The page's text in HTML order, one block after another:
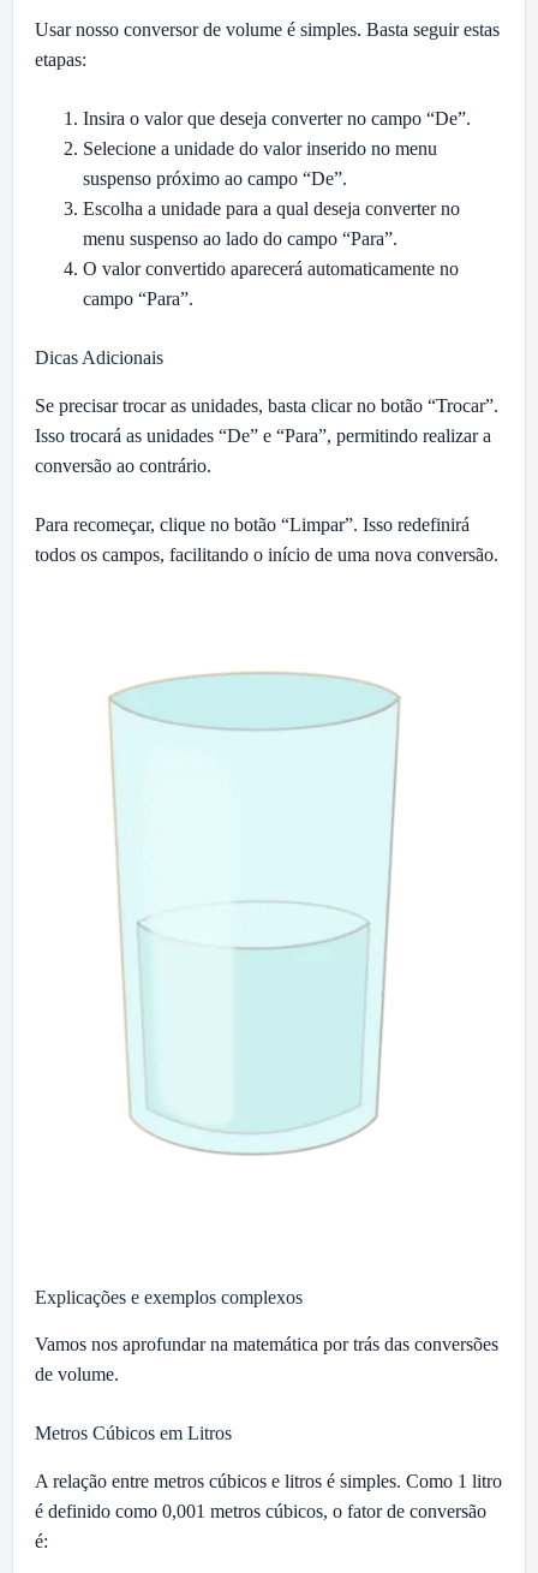
Usar nosso conversor de volume é simples. Basta seguir estas
etapas:
Insira o valor que deseja converter no campo “De”.
Selecione a unidade do valor inserido no menu
suspenso próximo ao campo “De”.
Escolha a unidade para a qual deseja converter no
menu suspenso ao lado do campo “Para”.
O valor convertido aparecerá automaticamente no
campo “Para”.
Dicas Adicionais
Se precisar trocar as unidades, basta clicar no botão “Trocar”.
Isso trocará as unidades “De” e “Para”, permitindo realizar a
conversão ao contrário.
Para recomeçar, clique no botão “Limpar”. Isso redefinirá
todos os campos, facilitando o início de uma nova conversão.
Explicações e exemplos complexos
Vamos nos aprofundar na matemática por trás das conversões
de volume.
Metros Cúbicos em Litros
A relação entre metros cúbicos e litros é simples. Como 1 litro
é definido como 0,001 metros cúbicos, o fator de conversão
é: